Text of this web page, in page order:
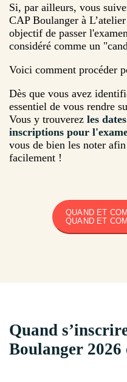
Si, par ailleurs, vous
CAP Boulanger à
objectif de passer
considéré comme un
Voici comment procéder
Dès que vous avez
essentiel de vous rendre
Vous y trouverez les
inscriptions pour
vous de bien les noter
facilement !
QUAND ET
QUAND ET
Quand
Boulanger